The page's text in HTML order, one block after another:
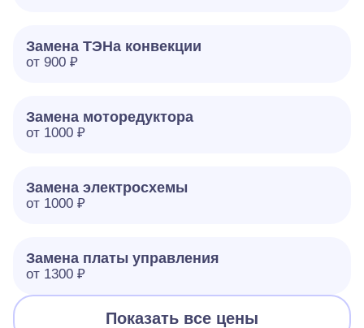
Замена ТЭНа конвекции
от 900 ₽
Замена моторедуктора
от 1000 ₽
Замена электросхемы
от 1000 ₽
Замена платы управления
от 1300 ₽
Показать все цены